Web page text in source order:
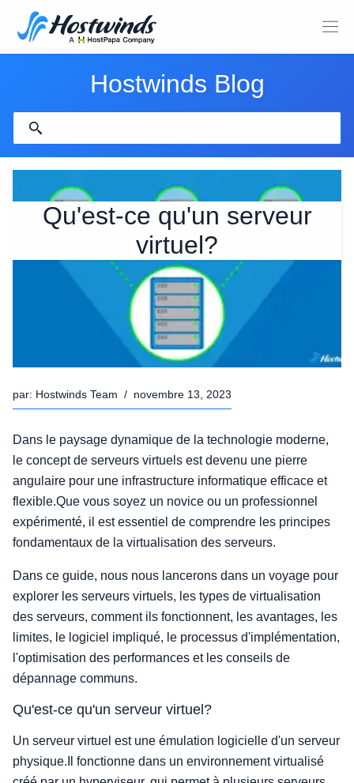
Hostwinds Blog
Qu'est-ce qu'un serveur
virtuel?
par: Hostwinds Team / novembre 13, 2023
Dans le paysage dynamique de la technologie moderne,
le concept de serveurs virtuels est devenu une pierre
angulaire pour une infrastructure informatique efficace et
flexible.Que vous soyez un novice ou un professionnel
expérimenté, il est essentiel de comprendre les principes
fondamentaux de la virtualisation des serveurs.
Dans ce guide, nous nous lancerons dans un voyage pour
explorer les serveurs virtuels, les types de virtualisation
des serveurs, comment ils fonctionnent, les avantages, les
limites, le logiciel impliqué, le processus d'implémentation,
l'optimisation des performances et les conseils de
dépannage communs.
Qu'est-ce qu'un serveur virtuel?
Un serveur virtuel est une émulation logicielle d'un serveur
physique.Il fonctionne dans un environnement virtualisé